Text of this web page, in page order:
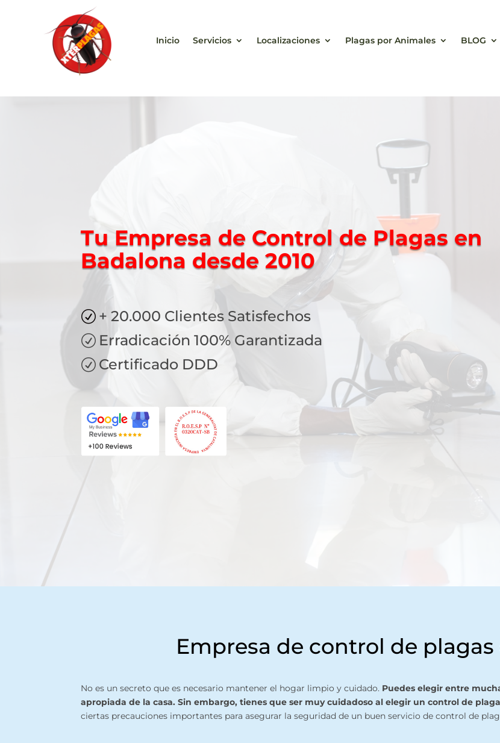
Inicio Servicios Localizaciones Plagas por Animales BLOG
Tu Empresa de Control de Plagas en
Badalona desde 2010
R + 20.000 Clientes Satisfechos
R Erradicación 100% Garantizada
R Certificado DDD
Empresa de control de
No es un secreto que es necesario mantener el hogar limpio y cuidado. Puedes elegir entre
apropiada de la casa. Sin embargo, tienes que ser muy cuidadoso al elegir un control de
ciertas precauciones importantes para asegurar la seguridad de un buen servicio de control de